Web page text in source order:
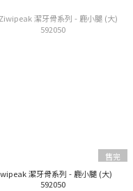
售完
潔牙骨系列 - 鹿小腿 (大)
592050